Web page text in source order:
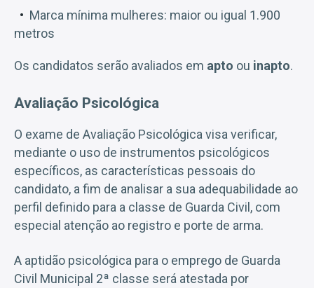
Marca mínima mulheres: maior ou igual 1.900
metros
Os candidatos serão avaliados em apto ou inapto.
Avaliação Psicológica
O exame de Avaliação Psicológica visa verificar,
mediante o uso de instrumentos psicológicos
específicos, as características pessoais do
candidato, a fim de analisar a sua adequabilidade ao
perfil definido para a classe de Guarda Civil, com
especial atenção ao registro e porte de arma.
A aptidão psicológica para o emprego de Guarda
Civil Municipal 2ª classe será atestada por